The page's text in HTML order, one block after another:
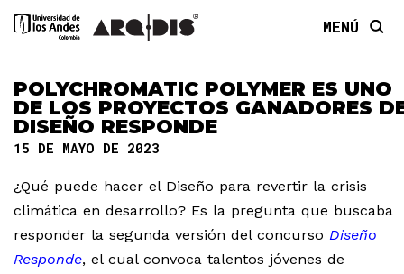
MENÚ
POLYCHROMATIC POLYMER ES UNO
DE LOS PROYECTOS GANADORES
DISEÑO RESPONDE
15 DE MAYO DE 2023
¿Qué puede hacer el Diseño para revertir la crisis
climática en desarrollo? Es la pregunta que buscaba
responder la segunda versión del concurso Diseño
Responde, el cual convoca talentos jóvenes de